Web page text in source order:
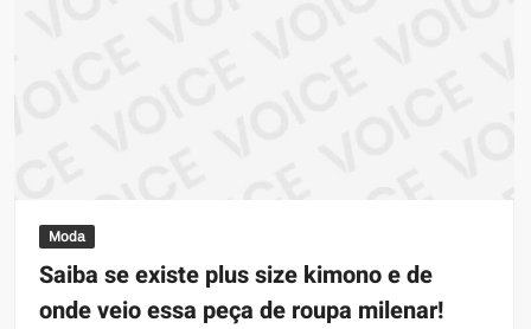
Moda
Saiba se existe plus size kimono e de
onde veio essa peça de roupa milenar!